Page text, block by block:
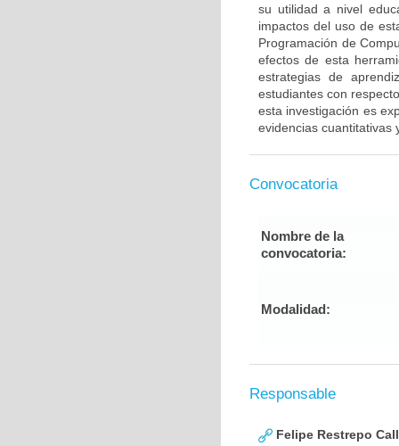
su utilidad a nivel
impactos del uso de
Programación de
efectos de esta
estrategias de
estudiantes con
esta investigación es
evidencias cuantitativas
Convocatoria
Nombre de la
convocatoria:
Modalidad:
Responsable
Felipe Restrepo